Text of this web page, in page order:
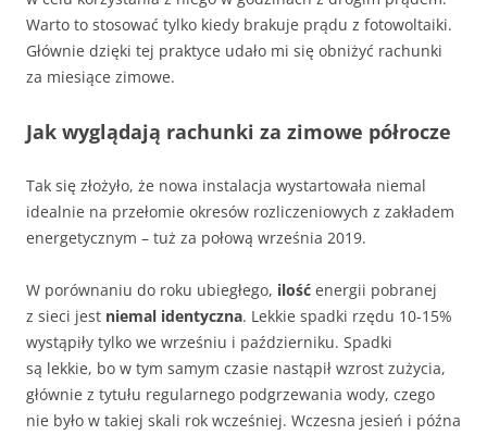
Warto to stosować tylko kiedy brakuje prądu z fotowoltaiki.
Głównie dzięki tej praktyce udało mi się obniżyć rachunki
za miesiące zimowe.
Jak wyglądają rachunki za zimowe półrocze
Tak się złożyło, że nowa instalacja wystartowała niemal
idealnie na przełomie okresów rozliczeniowych z zakładem
energetycznym – tuż za połową września 2019.
W porównaniu do roku ubiegłego, ilość energii pobranej
z sieci jest niemal identyczna. Lekkie spadki rzędu 10-15%
wystąpiły tylko we wrześniu i październiku. Spadki
są lekkie, bo w tym samym czasie nastąpił wzrost zużycia,
głównie z tytułu regularnego podgrzewania wody, czego
nie było w takiej skali rok wcześniej. Wczesna jesień i późna